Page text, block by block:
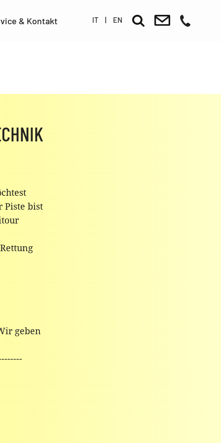
& Kontakt IT | EN
Piste bist
geben